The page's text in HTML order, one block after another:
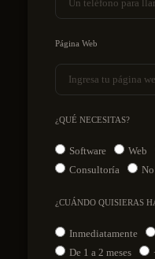
Página Web
¿QUÉ NECESITAS?
Software Web
Consultoría
No
¿CUÁNDO QUISIERAS
Inmediatamente
De 1 a 2 meses